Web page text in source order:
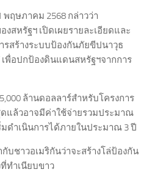
พฤษภาคม 2568 กล่าวว่า
สหรัฐฯ เปิดเผยรายละเอียดและ
รสร้างระบบป้องกันภัยขีปนาวุธ
เพื่อปกป้องดินแดนสหรัฐฯจากการ
ล้านดอลลาร์สำหรับโครงการ
ดแล้วอาจมีค่าใช้จ่ายรวมประมาณ
มดำเนินการได้ภายในประมาณ 3 ปี
บชาวอเมริกันว่าจะสร้างโล่ป้องกัน
ทำเนียบขาว